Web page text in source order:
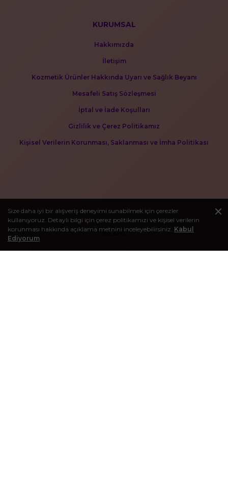
Size daha iyi bir alışveriş deneyimi sunabilmek için çerezler
kullanıyoruz. Detaylı bilgi için çerez politikamızı ve kişisel verilerin
korunması hakkında açıklama metnini inceleyebilirsiniz. Kabul
Ediyorum
KURUMSAL
Hakkımızda
İletişim
Kozmetik Ürünler Hakkında Uyarı ve Sağlık Beyanı
Mesafeli Satış Sözleşmesi
İptal ve İade Koşulları
Gizlilik ve Çerez Politikamız
Kişisel Verilerin Korunması, Saklanması ve İmha Politikası
BLOG
Kişisel bakım deneyiminizi zenginleştirecek makaleleri görmek